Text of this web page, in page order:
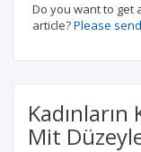
Do you want to get
article?Please
Kadınların
Mit